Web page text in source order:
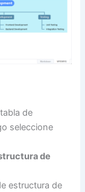
de
seleccione
de
estructura de